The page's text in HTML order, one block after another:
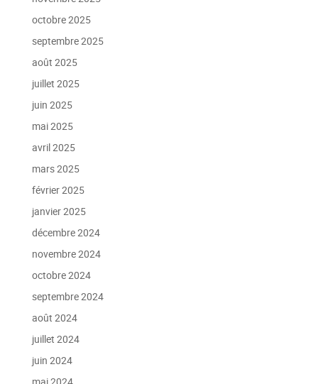
octobre 2025
septembre 2025
août 2025
juillet 2025
juin 2025
mai 2025
avril 2025
mars 2025
février 2025
janvier 2025
décembre 2024
novembre 2024
octobre 2024
septembre 2024
août 2024
juillet 2024
juin 2024